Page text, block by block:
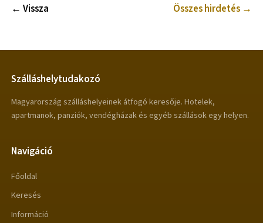
← Vissza Összes hirdetés →
Szálláshelytudakozó
Magyarország szálláshelyeinek átfogó keresője. Hotelek,
apartmanok, panziók, vendégházak és egyéb szállások egy helyen.
Navigáció
Főoldal
Keresés
Információ